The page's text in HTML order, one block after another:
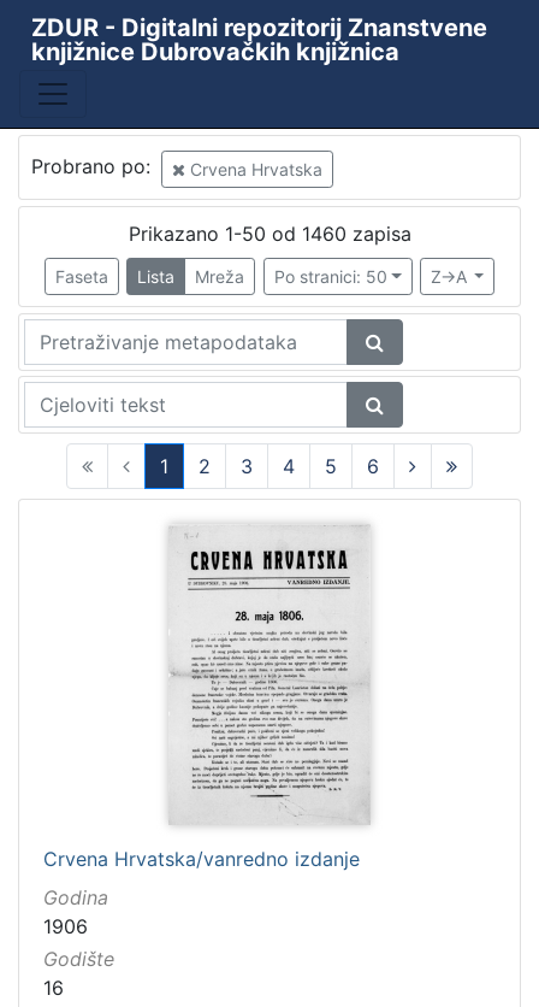
Baza
Periodika Ragusina
Godina
1891
46
1892
ZDUR - Digitalni repozitorij Znanstvene
knjižnice Dubrovačkih knjižnica
Probrano po: Crvena Hrvatska
Prikazano 1-50 od 1460 zapisa
Faseta Lista Mreža Po stranici: 50 Z->A
1
(current)
2 3 4 5 6
Crvena Hrvatska/vanredno izdanje
Godina
1906
Godište
16